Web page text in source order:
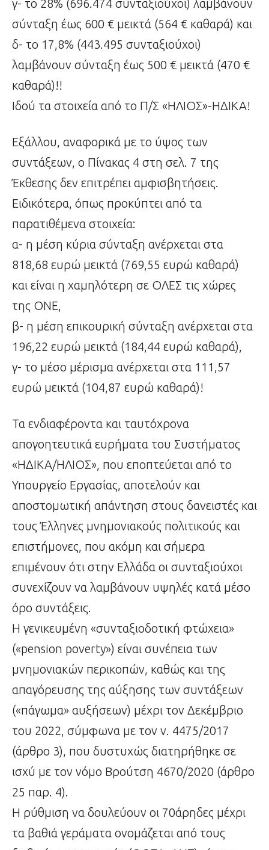
γ- το 28% (696.474 συνταξιούχοι) λαμβάνουν
σύνταξη έως 600 € μεικτά (564 € καθαρά) και
δ- το 17,8% (443.495 συνταξιούχοι)
λαμβάνουν σύνταξη έως 500 € μεικτά (470 €
καθαρά)!!
Ιδού τα στοιχεία από το Π/Σ «ΗΛΙΟΣ»-ΗΔΙΚΑ!
Εξάλλου, αναφορικά με το ύψος των
συντάξεων, ο Πίνακας 4 στη σελ. 7 της
Έκθεσης δεν επιτρέπει αμφισβητήσεις.
Ειδικότερα, όπως προκύπτει από τα
παρατιθέμενα στοιχεία:
α- η μέση κύρια σύνταξη ανέρχεται στα
818,68 ευρώ μεικτά (769,55 ευρώ καθαρά)
και είναι η χαμηλότερη σε ΟΛΕΣ τις χώρες
της ΟΝΕ,
β- η μέση επικουρική σύνταξη ανέρχεται στα
196,22 ευρώ μεικτά (184,44 ευρώ καθαρά),
γ- το μέσο μέρισμα ανέρχεται στα 111,57
ευρώ μεικτά (104,87 ευρώ καθαρά)!
Τα ενδιαφέροντα και ταυτόχρονα
απογοητευτικά ευρήματα του Συστήματος
«ΗΔΙΚΑ/ΗΛΙΟΣ», που εποπτεύεται από το
Υπουργείο Εργασίας, αποτελούν και
αποστομωτική απάντηση στους δανειστές και
τους Έλληνες μνημονιακούς πολιτικούς και
επιστήμονες, που ακόμη και σήμερα
επιμένουν ότι στην Ελλάδα οι συνταξιούχοι
συνεχίζουν να λαμβάνουν υψηλές κατά μέσο
όρο συντάξεις.
Η γενικευμένη «συνταξιοδοτική φτώχεια»
(«pension poverty») είναι συνέπεια των
μνημονιακών περικοπών, καθώς και της
απαγόρευσης της αύξησης των συντάξεων
(«πάγωμα» αυξήσεων) μέχρι τον Δεκέμβριο
του 2022, σύμφωνα με τον ν. 4475/2017
(άρθρο 3), που δυστυχώς διατηρήθηκε σε
ισχύ με τον νόμο Βρούτση 4670/2020 (άρθρο
25 παρ. 4).
Η ρύθμιση να δουλεύουν οι 70άρηδες μέχρι
τα βαθιά γεράματα ονομάζεται από τους